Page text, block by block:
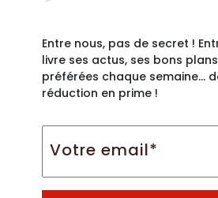
Entre nous, pas de secret !
livre ses actus, ses bons
préférées chaque semaine…
réduction en prime !
email*